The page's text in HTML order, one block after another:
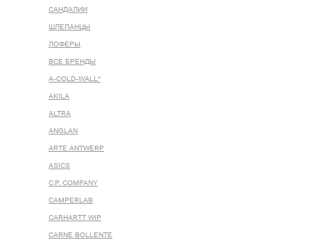
САНДАЛИИ
ШЛЕПАНЦЫ
ЛОФЕРЫ
ВСЕ БРЕНДЫ
A-COLD-WALL*
AKILA
ALTRA
ANGLAN
ARTE ANTWERP
ASICS
C.P. COMPANY
CAMPERLAB
CARHARTT WIP
CARNE BOLLENTE